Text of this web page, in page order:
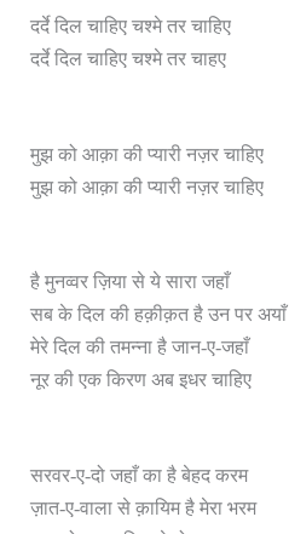
दर्दे दिल चाहिए चश्मे तर चाहिए
दर्दे दिल चाहिए चश्मे तर चाहए
मुझ को आक़ा की प्यारी नज़र चाहिए
मुझ को आक़ा की प्यारी नज़र चाहिए
है मुनव्वर ज़िया से ये सारा जहाँ
सब के दिल की हक़ीक़त है उन पर अयाँ
मेरे दिल की तमन्ना है जान-ए-जहाँ
नूर की एक किरण अब इधर चाहिए
सरवर-ए-दो जहाँ का है बेहद करम
ज़ात-ए-वाला से क़ायिम है मेरा भरम